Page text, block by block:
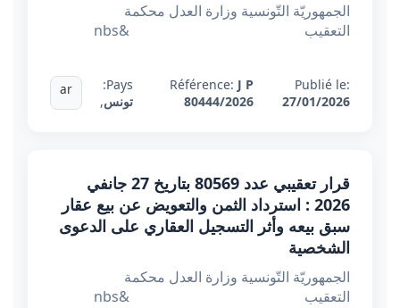
الجمهوريّة التّونسية وزارة العدل محكمة
التعقيب &nbs
Publié le:
27/01/2026
Référence: J P
80444/2026
Pays:
تونس,
ar
قرار تعقيبي عدد 80569 بتاريخ 27 جانفي
2026 : استرداد الثمن والتعويض عن بيع عقار
سبق بيعه وأثر التسجيل العقاري على الدعوى
الشخصية
الجمهوريّة التّونسية وزارة العدل محكمة
التعقيب &nbs